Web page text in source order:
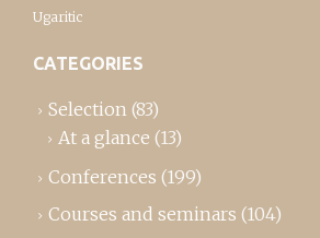
Ugaritic
CATEGORIES
Selection (83)
At a glance (13)
Conferences (199)
Courses and seminars (104)